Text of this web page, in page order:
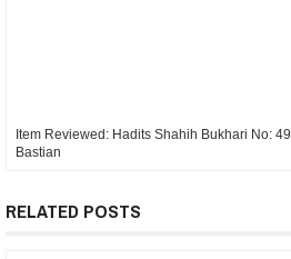
Item Reviewed: Hadits Shahih Bukhari No:
Bastian
RELATED POSTS